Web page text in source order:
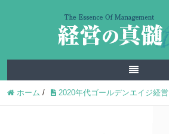
ホーム / 2020年代ゴールデンエイジ経営